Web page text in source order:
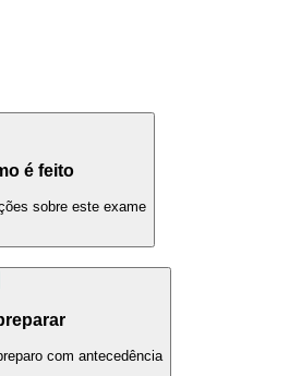
é feito
sobre este exame
com antecedência